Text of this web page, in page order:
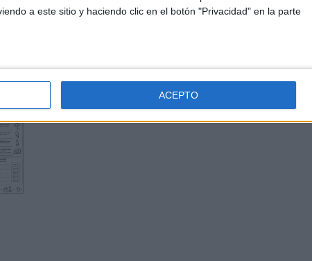
a este sitio y haciendo clic en el botón "Privacidad" en la parte
ACEPTO